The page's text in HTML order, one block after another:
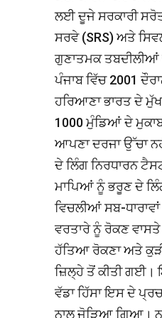
ਲਈ ਦੂਜੇ ਸਰਕਾਰੀ
ਸਰਵੇ (SRS) ਅਤੇ
ਗੁਣਾਤਮਕ ਤਬਦੀਲੀਆਂ
ਪੰਜਾਬ ਵਿੱਚ 2001
ਹਰਿਆਣਾ ਭਾਰਤ ਦੇ
1000 ਮੁੰਡਿਆਂ ਦੇ
ਆਪਣਾ ਦਰਜਾ ਉੱਚਾ
ਦੇ ਲਿੰਗ ਨਿਰਧਾਰਨ
ਮਾਪਿਆਂ ਨੂੰ ਭਰੂਣ ਦੇ
ਵਿਚਲੀਆਂ ਸਬ-
ਵਰਤਾਰੇ ਨੂੰ ਰੋਕਣ ਵਾਸਤੇ
ਹੱਤਿਆ ਰੋਕਣਾ ਅਤੇ
ਜ਼ਿਲ੍ਹੇ ਤੋਂ ਕੀਤੀ ਗਈ।
ਵੱਡਾ ਹਿੱਸਾ ਇਸ ਦੇ
ਨਾਲ ਜੋੜਿਆ ਗਿਆ।